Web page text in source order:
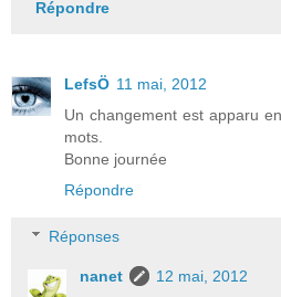
Répondre
LefsÖ 11 mai, 2012
Un changement est apparu
mots.
Bonne journée
Répondre
Réponses
nanet
12 mai, 2012